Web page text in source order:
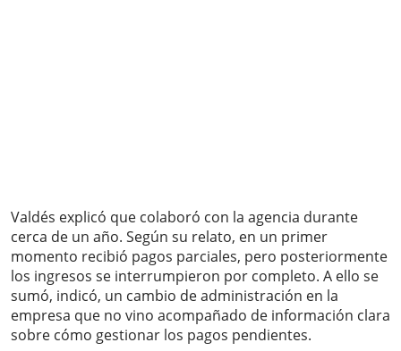
Valdés explicó que colaboró con la agencia durante
cerca de un año. Según su relato, en un primer
momento recibió pagos parciales, pero posteriormente
los ingresos se interrumpieron por completo. A ello se
sumó, indicó, un cambio de administración en la
empresa que no vino acompañado de información clara
sobre cómo gestionar los pagos pendientes.